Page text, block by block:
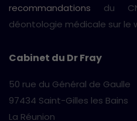
recommandations du
déontologie médicale sur le
Cabinet du Dr Fray
50 rue du Général de Gaulle
97434 Saint-Gilles les Bains
La Réunion